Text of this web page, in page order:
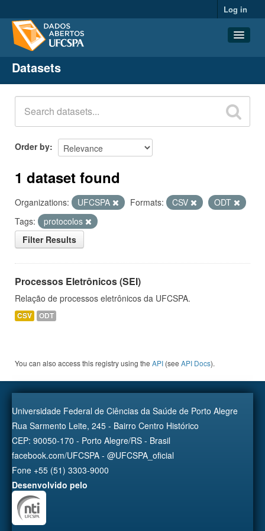
Log in
Datasets
Organizations
Groups
About
Datasets
Order by
1 dataset found
Organizations: UFCSPA Formats: CSV
ODT
Tags:
protocolos
Filter Results
Processos Eletrônicos (SEI)
Relação de processos eletrônicos da UFCSPA.
CSV ODT
You can also access this registry using the API (see API Docs).
Universidade Federal de Ciências da Saúde de Porto Alegre
Rua Sarmento Leite, 245 - Bairro Centro Histórico
CEP: 90050-170 - Porto Alegre/RS - Brasil
facebook.com/UFCSPA - @UFCSPA_oficial
Fone +55 (51) 3303-9000
Desenvolvido pelo